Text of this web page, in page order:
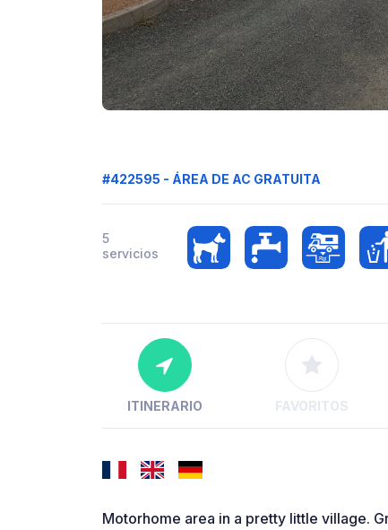
#422595 - ÁREA DE AC GRATUITA
5
servicios
ITINERARIO FAVORITOS
Motorhome area in a pretty little village.